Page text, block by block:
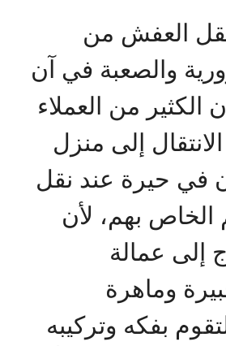
نقل العفش من
والصعبة في آن
من العملاء
إلى منزل
في حيرة عند نقل
الخاص بهم، لأن
إلى عمالة
وماهرة
بفكه وتركيبه